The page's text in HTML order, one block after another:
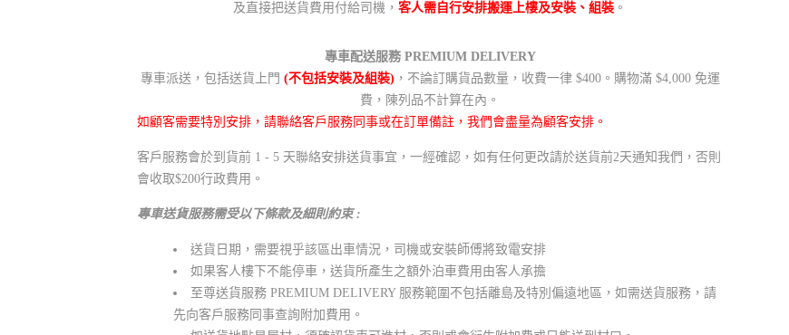
及直接把送貨費用付給司機，客人需自行安排搬運上樓及安裝、組裝 。
專車配送服務 PREMIUM DELIVERY
專車派送，包括送貨上門 (不包括安裝及組裝) ，不論訂購貨品數量，收費一律 $400。購物滿 $4,000 免運
費，陳列品不計算在內。
如顧客需要特別安排，請聯絡客戶服務同事或在訂單備註，我們會盡量為顧客安排。
客戶服務會於到貨前 1 - 5 天聯絡安排送貨事宜，一經確認，如有任何更改請於送貨前2天通知我們，否則
會收取$200行政費用。
專車送貨服務需受以下條款及細則約束 :
送貨日期，需要視乎該區出車情況，司機或安裝師傅將致電安排
如果客人樓下不能停車，送貨所產生之額外泊車費用由客人承擔
至尊送貨服務 PREMIUM DELIVERY 服務範圍不包括離島及特別偏遠地區，如需送貨服務，請
先向客戶服務同事查詢附加費用。